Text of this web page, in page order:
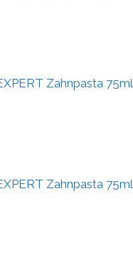
Zahnpasta 75ml
Zahnpasta 75ml